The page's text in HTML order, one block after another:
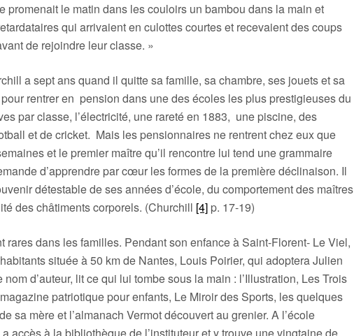
promenait le matin dans les couloirs un bambou dans la main et
qui arrivaient en culottes courtes et recevaient des coups
de rejoindre leur classe. »
a sept ans quand il quitte sa famille, sa chambre, ses jouets et sa
rentrer en pension dans une des écoles les plus prestigieuses du
par classe, l’électricité, une rareté en 1883, une piscine, des
et de cricket. Mais les pensionnaires ne rentrent chez eux que
et le premier maître qu’il rencontre lui tend une grammaire
d’apprendre par cœur les formes de la première déclinaison. Il
détestable de ses années d’école, du comportement des maîtres
des châtiments corporels. (Churchill [4] p. 17-19)
rares dans les familles. Pendant son enfance à Saint-Florent- Le Viel,
située à 50 km de Nantes, Louis Poirier, qui adoptera Julien
nom d’auteur, lit ce qui lui tombe sous la main : l’Illustration, Les Trois
patriotique pour enfants, Le Miroir des Sports, les quelques
sa mère et l’almanach Vermot découvert au grenier. A l’école